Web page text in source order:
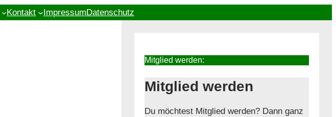
Kontakt Impressum Datenschutz
Mitglied werden:
Mitglied werden
Du möchtest Mitglied werden? Dann ganz